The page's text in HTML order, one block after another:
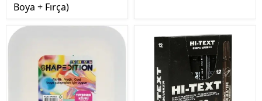
Boya + Fırça)